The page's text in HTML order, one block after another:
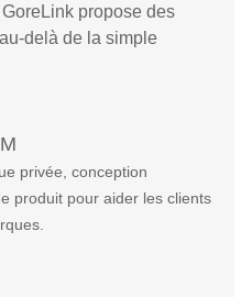
propose des
delà de la simple
privée, conception
produit pour aider les clients